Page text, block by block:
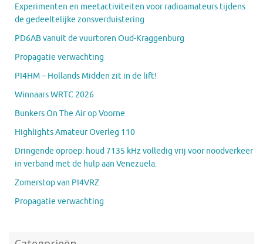
Experimenten en meetactiviteiten voor radioamateurs tijdens
de gedeeltelijke zonsverduistering
PD6AB vanuit de vuurtoren Oud-Kraggenburg
Propagatie verwachting
PI4HM – Hollands Midden zit in de lift!
Winnaars WRTC 2026
Bunkers On The Air op Voorne
Highlights Amateur Overleg 110
Dringende oproep: houd 7135 kHz volledig vrij voor noodverkeer
in verband met de hulp aan Venezuela.
Zomerstop van PI4VRZ
Propagatie verwachting